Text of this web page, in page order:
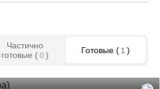
Частично
готовые ( 0 ) Готовые ( 1 )